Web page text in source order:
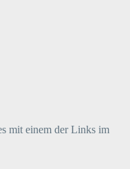
mit einem der Links im